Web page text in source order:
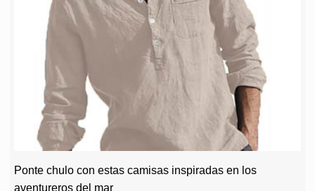
Ponte chulo con estas camisas inspiradas en los
aventureros del mar